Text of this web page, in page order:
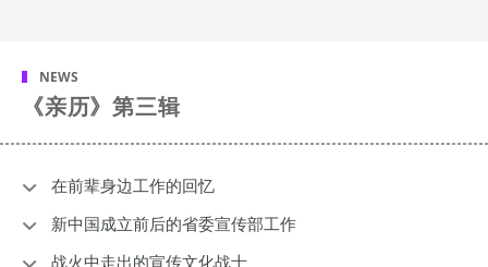
NEWS
《亲历》第三辑
在前辈身边工作的回忆
新中国成立前后的省委宣传部工作
战火中走出的宣传文化战士